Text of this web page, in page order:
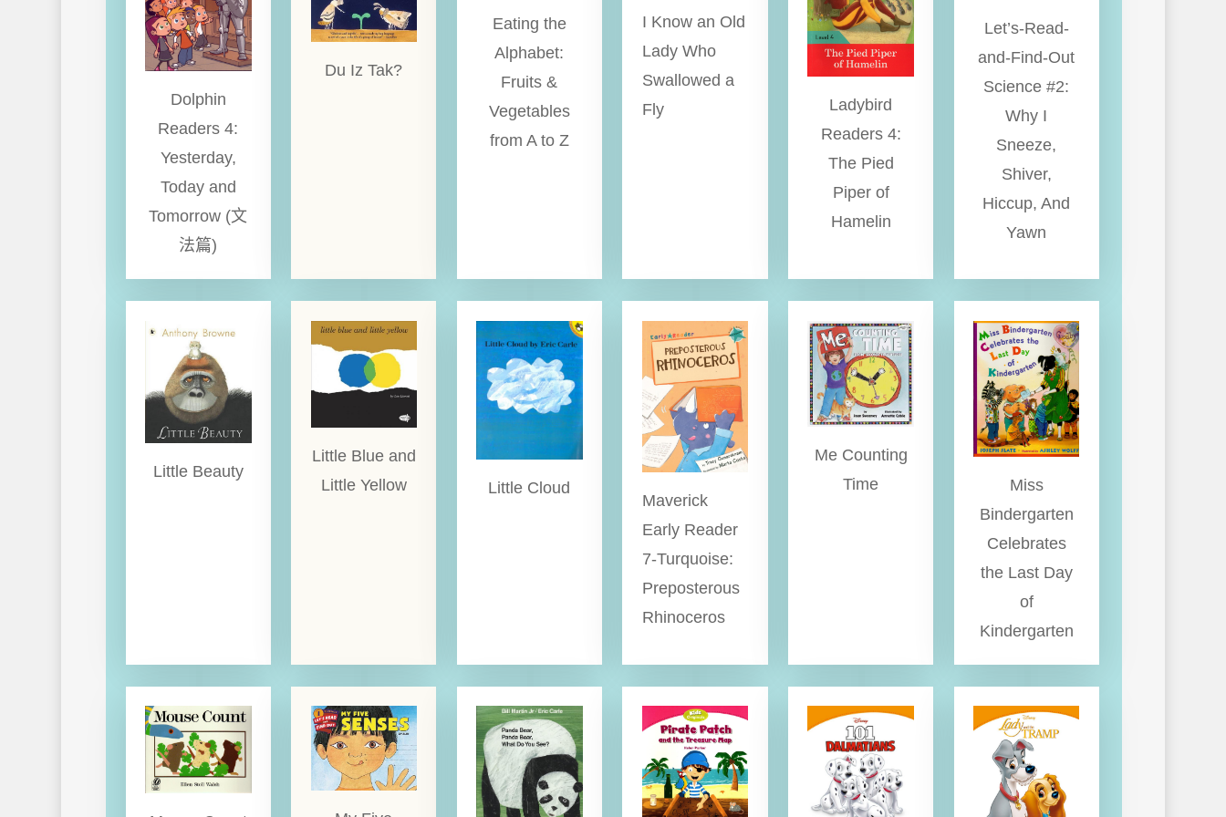
Dolphin
Readers 4:
Yesterday,
Today and
Tomorrow (文
法篇)
Du Iz Tak?
Eating the
Alphabet:
Fruits &
Vegetables
from A to Z
I Know an Old
Lady Who
Swallowed a
Fly
Ladybird
Readers 4:
The Pied
Piper of
Hamelin
Let’s-Read-
and-Find-Out
Science #2:
Why I
Sneeze,
Shiver,
Hiccup, And
Yawn
Little Beauty
Little Blue and
Little Yellow
Little Cloud
Maverick
Early Reader
7-Turquoise:
Preposterous
Rhinoceros
Me Counting
Time
Miss
Bindergarten
Celebrates
the Last Day
of
Kindergarten